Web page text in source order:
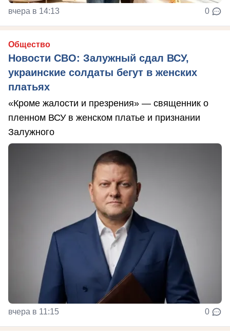
вчера в 14:13 0
Общество
Новости СВО: Залужный сдал ВСУ,
украинские солдаты бегут в женских
платьях
«Кроме жалости и презрения» — священник о
пленном ВСУ в женском платье и признании
Залужного
вчера в 11:15 0